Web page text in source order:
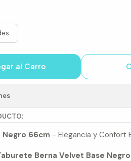
al Carro
Negro 66cm - Elegancia y Confort
Berna Velvet Base